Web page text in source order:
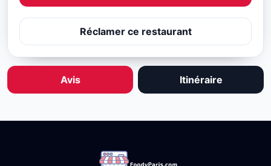
Réclamer ce restaurant
Avis Itinéraire